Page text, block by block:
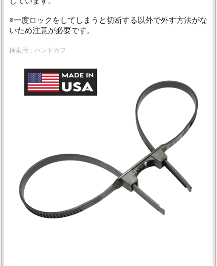
※一度ロックをしてしまうと切断する以外で外す方法がな
いため注意が必要です。
検索用：ハンドカフ